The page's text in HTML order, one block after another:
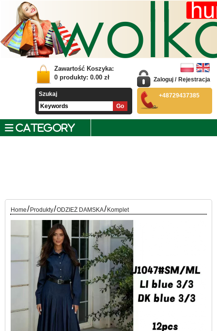
Zawartość Koszyka:
0 produkty: 0.00 zł
Szukaj
Zaloguj / Rejestracja
+48729437385
CATEGORY
Home/ Produkty/ODZIEŻ DAMSKA/ Komplet